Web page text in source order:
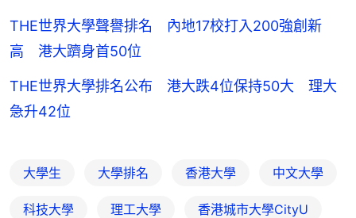
THE世界大學聲譽排名 內地17校打入200強創新
高 港大躋身首50位
THE世界大學排名公布 港大跌4位保持50大 理大
急升42位
大學生 大學排名 香港大學 中文大學
科技大學 理工大學 香港城市大學CityU